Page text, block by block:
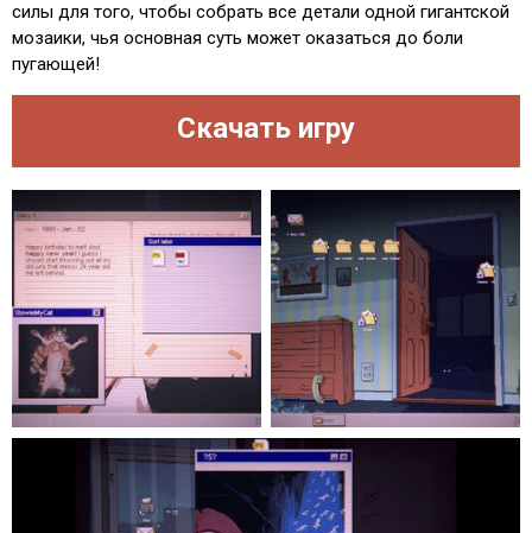
силы для того, чтобы собрать все детали одной гигантской
мозаики, чья основная суть может оказаться до боли
пугающей!
Скачать игру